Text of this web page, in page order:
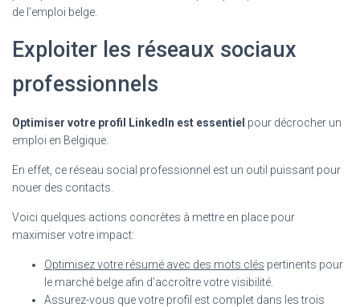
de l’emploi belge.
Exploiter les réseaux sociaux
professionnels
Optimiser votre profil LinkedIn est essentiel pour décrocher un
emploi en Belgique.
En effet, ce réseau social professionnel est un outil puissant pour
nouer des contacts.
Voici quelques actions concrètes à mettre en place pour
maximiser votre impact:
Optimisez votre résumé avec des mots clés pertinents pour
le marché belge afin d’accroître votre visibilité.
Assurez-vous que votre profil est complet dans les trois